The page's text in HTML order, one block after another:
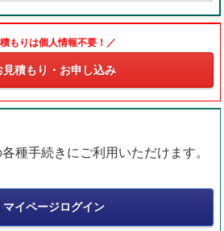
もりは個人情報不要！／
見積もり・お申し込み
種手続きにご利用いただけます。
マイページログイン